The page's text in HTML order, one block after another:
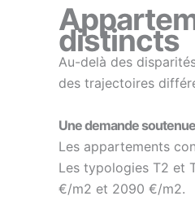
distincts
Au-delà des
des trajectoires
Une demande
Les appartements
Les typologies T2 et
€/m2 et 2090 €/m2.